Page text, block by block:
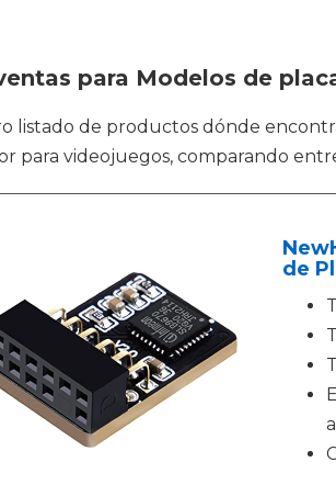
para Modelos de
listado de productos dónde
para videojuegos, comparando
de